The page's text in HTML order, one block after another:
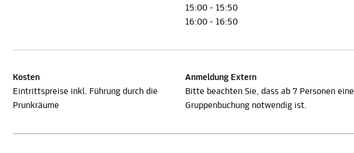
15:00 - 15:50
16:00 - 16:50
Kosten
Eintrittspreise inkl. Führung durch die
Prunkräume
Anmeldung Extern
Bitte beachten Sie, dass ab 7 Personen eine
Gruppenbuchung notwendig ist.